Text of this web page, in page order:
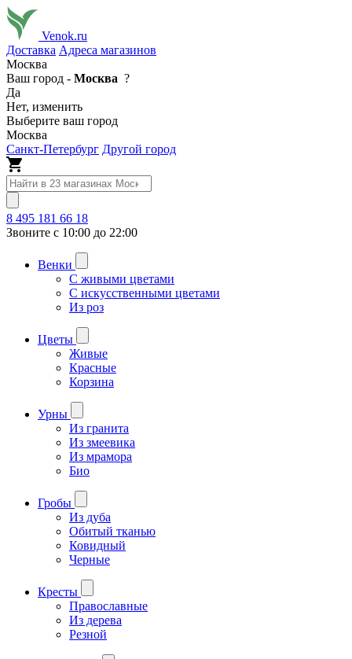
Venok.ru
Доставка Адреса магазинов
Москва
Ваш город - Москва ?
Да
Нет, изменить
Выберите ваш город
Москва
Санкт-Петербург Другой город
8 495 181 66 18
Звоните с 10:00 до 22:00
Венки
С живыми цветами
С искусственными цветами
Из роз
Цветы
Живые
Красные
Корзина
Урны
Из гранита
Из змеевика
Из мрамора
Био
Гробы
Из дуба
Обитый тканью
Ковидный
Черные
Кресты
Православные
Из дерева
Резной